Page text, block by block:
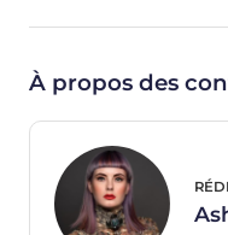
À propos des